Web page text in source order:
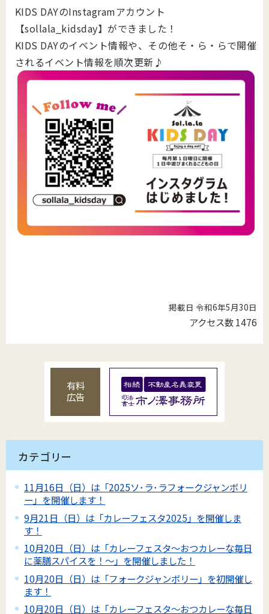
KIDS DAYのInstagramアカウント
【sollala_kidsday】ができました！
KIDS DAYのイベント情報や、その他そ・ら・らで開催
されるイベント情報を順次更新♪
掲載日 令和6年5月30日
アクセス数1476
有料
広告
カテゴリー
11月16日（日）は「2025ソ･ラ･ラフォークジャンボリ
ー」を開催します！
9月21日（日）は「カレーフェスタ2025」を開催しま
す！
10月20日（日）は「カレーフェスタ～おつカレーな毎日
に薬膳スパイスを！～」を開催しました！
10月20日（日）は「フォークジャンボリー」を初開催し
ます！
10月20日（日）は「カレーフェスタ～おつカレーな毎日